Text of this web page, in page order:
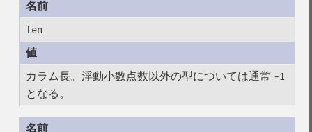
len
カラム長。浮動小数点数以外の型については通常 -1
となる。